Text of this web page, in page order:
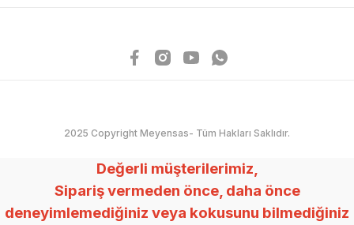
2025 Copyright Meyensas- Tüm Hakları Saklıdır.
Değerli müşterilerimiz,
Sipariş vermeden önce, daha önce
deneyimlemediğiniz veya kokusunu bilmediğiniz